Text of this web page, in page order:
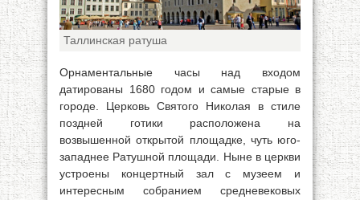
Таллинская ратуша
Орнаментальные часы над входом
датированы 1680 годом и самые старые в
городе. Церковь Святого Николая в стиле
поздней готики расположена на
возвышенной открытой площадке, чуть юго-
западнее Ратушной площади. Ныне в церкви
устроены концертный зал с музеем и
интересным собранием средневековых